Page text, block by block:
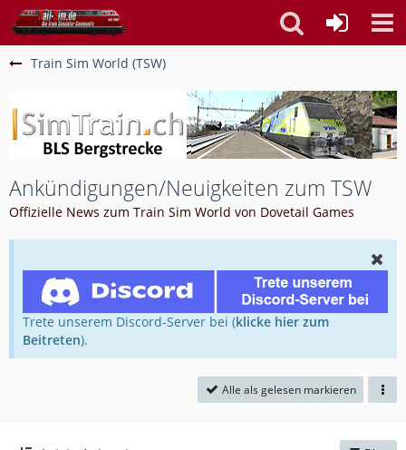
Train Sim World (TSW)
Ankündigungen/Neuigkeiten zum TSW
Offizielle News zum Train Sim World von Dovetail Games
Trete unserem Discord-Server bei (klicke hier zum
Beitreten).
Alle als gelesen markieren